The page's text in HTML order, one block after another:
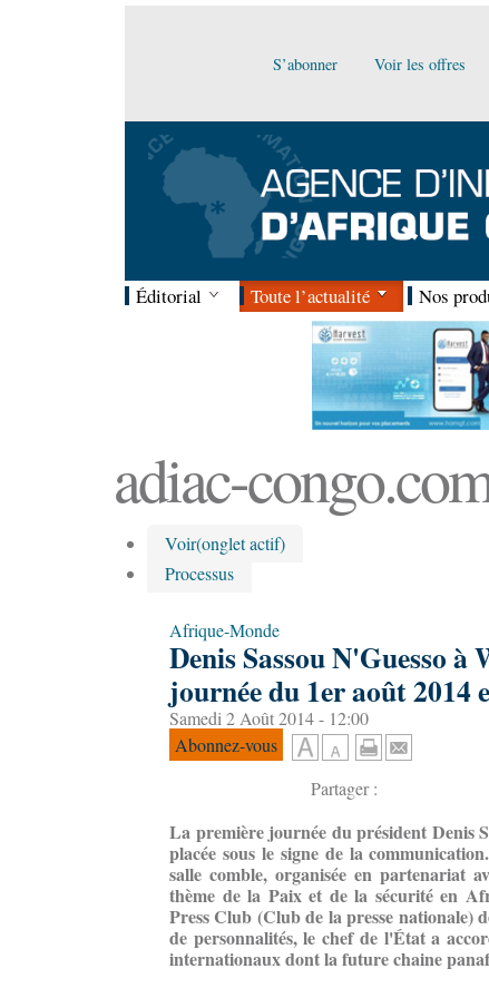
S’abonner Voir les offres
Éditorial Toute l’actualité Nos
adiac-
Voir(onglet actif)
Processus
Afrique-Monde
Denis Sassou N'Guesso à
journée du 1er août 2014
Samedi 2 Août 2014 - 12:00
Abonnez-vous
Partager :
La première journée du président Denis
placée sous le signe de la
salle comble, organisée en partenariat
thème de la Paix et de la sécurité en
Press Club (Club de la presse nationale)
de personnalités, le chef de l'État a
internationaux dont la future chaine